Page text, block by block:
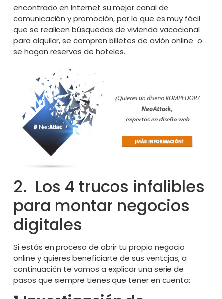
encontrado en Internet su mejor canal de
comunicación y promoción, por lo que es muy fácil
que se realicen búsquedas de vivienda vacacional
para alquilar, se compren billetes de avión online o
se hagan reservas de hoteles.
2. Los 4 trucos infalibles
para montar negocios
digitales
Si estás en proceso de abrir tu propio negocio
online y quieres beneficiarte de sus ventajas, a
continuación te vamos a explicar una serie de
pasos que siempre tienes que tener en cuenta: